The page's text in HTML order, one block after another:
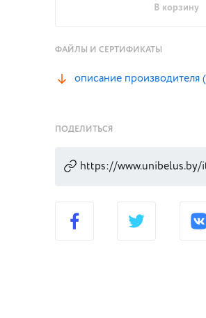
В корзину
ФАЙЛЫ И СЕРТИФИКАТЫ
описание производителя
ПОДЕЛИТЬСЯ